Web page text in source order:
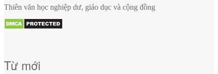
Thiên văn học nghiệp dư, giáo dục và cộng đồng
Từ mới